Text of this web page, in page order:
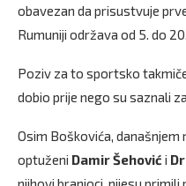
obavezan da prisustvuje
Rumuniji održava od 5. do
Poziv za to sportsko
dobio prije nego su saznali
Osim Boškovića,
optuženi Damir Šehović i